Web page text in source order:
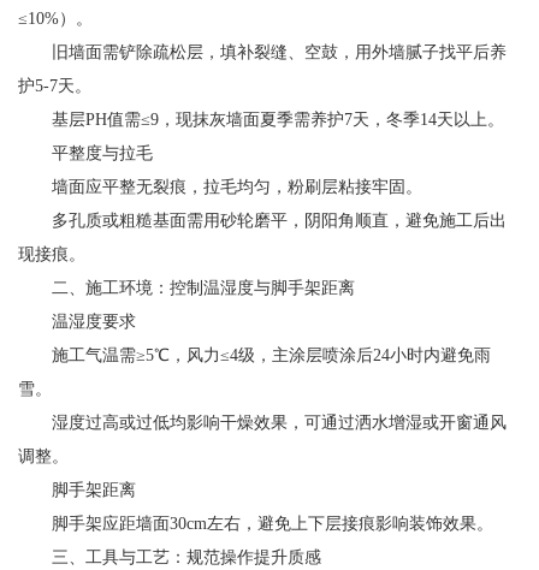
≤10%）。
旧墙面需铲除疏松层，填补裂缝、空鼓，用外墙腻子找平后养
护5-7天。
基层PH值需≤9，现抹灰墙面夏季需养护7天，冬季14天以上。
平整度与拉毛
墙面应平整无裂痕，拉毛均匀，粉刷层粘接牢固。
多孔质或粗糙基面需用砂轮磨平，阴阳角顺直，避免施工后出
现接痕。
二、施工环境：控制温湿度与脚手架距离
温湿度要求
施工气温需≥5℃，风力≤4级，主涂层喷涂后24小时内避免雨
雪。
湿度过高或过低均影响干燥效果，可通过洒水增湿或开窗通风
调整。
脚手架距离
脚手架应距墙面30cm左右，避免上下层接痕影响装饰效果。
三、工具与工艺：规范操作提升质感